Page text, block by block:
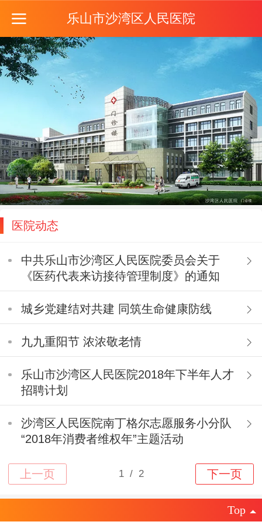
乐山市沙湾区人民医院
医院动态
中共乐山市沙湾区人民医院委员会关于
《医药代表来访接待管理制度》的通知
城乡党建结对共建 同筑生命健康防线
九九重阳节 浓浓敬老情
乐山市沙湾区人民医院2018年下半年人才
招聘计划
沙湾区人民医院南丁格尔志愿服务小分队
“2018年消费者维权年”主题活动
Top